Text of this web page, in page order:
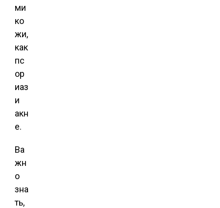
ми
ко
жи,
как
пс
ор
иаз
и
акн
е.
Ва
жн
о
зна
ть,